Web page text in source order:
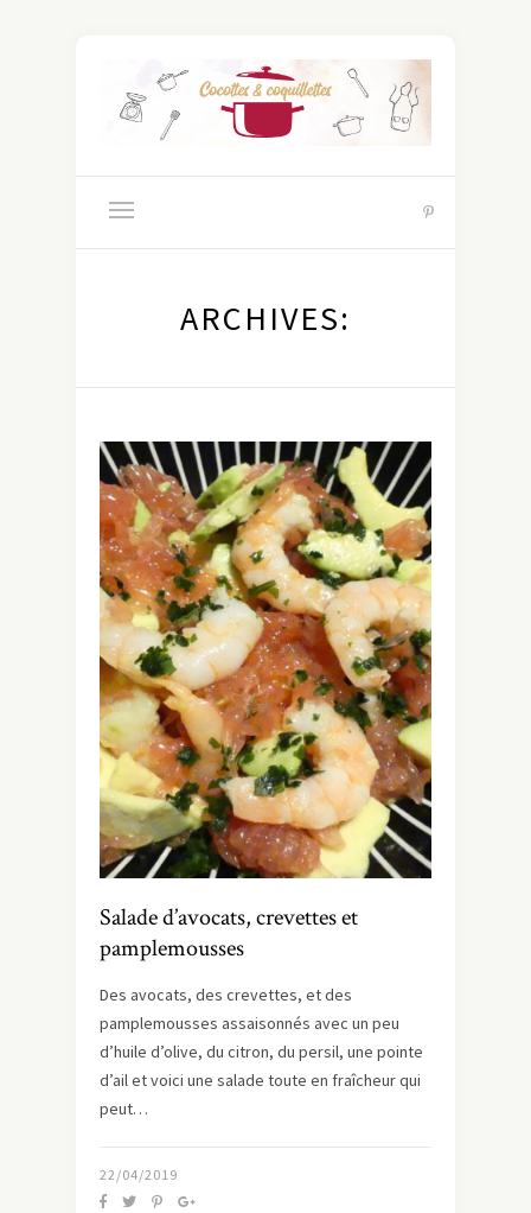
ARCHIVES:
Salade d’avocats, crevettes et
pamplemousses
Des avocats, des crevettes, et des
pamplemousses assaisonnés avec un peu
d’huile d’olive, du citron, du persil, une pointe
d’ail et voici une salade toute en fraîcheur qui
peut…
22/04/2019